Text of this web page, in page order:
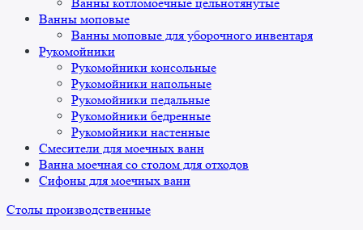
Ванны котломоечные цельнотянутые
Ванны моповые
Ванны моповые для уборочного инвентаря
Рукомойники
Рукомойники консольные
Рукомойники напольные
Рукомойники педальные
Рукомойники бедренные
Рукомойники настенные
Смесители для моечных ванн
Ванна моечная со столом для отходов
Сифоны для моечных ванн
Столы производственные